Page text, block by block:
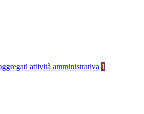
attività amministrativa 1